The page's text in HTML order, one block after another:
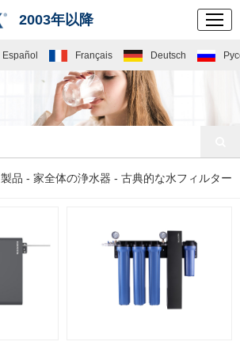
2003年以降
Español Français Deutsch
製品
製品 - 家全体の浄水器 - 古典的な水フィルター